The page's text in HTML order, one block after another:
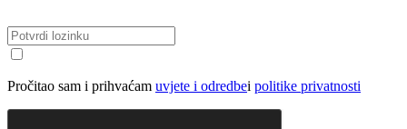
Pročitao sam i prihvaćam uvjete i odredbei politike privatnosti